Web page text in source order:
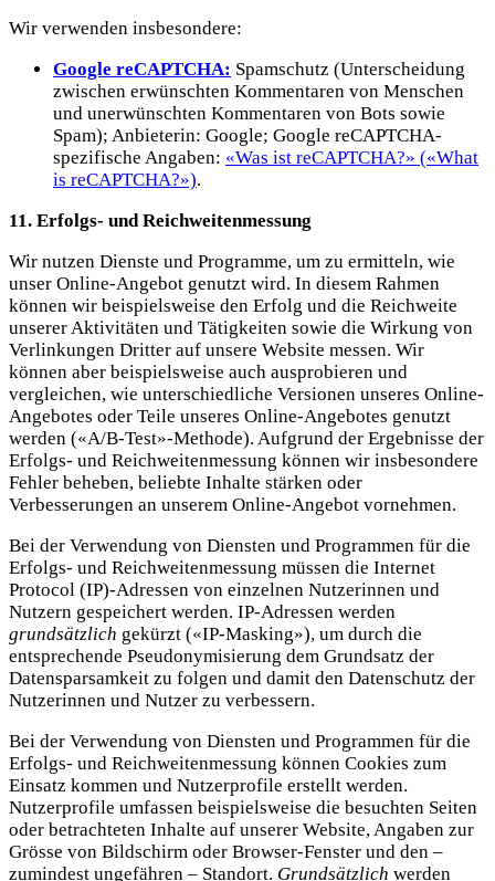
Wir verwenden insbesondere:
Google reCAPTCHA: Spamschutz (Unterscheidung
zwischen erwünschten Kommentaren von Menschen
und unerwünschten Kommentaren von Bots sowie
Spam); Anbieterin: Google; Google reCAPTCHA-
spezifische Angaben: «Was ist reCAPTCHA?» («What
is reCAPTCHA?»).
11. Erfolgs- und Reichweitenmessung
Wir nutzen Dienste und Programme, um zu ermitteln, wie
unser Online-Angebot genutzt wird. In diesem Rahmen
können wir beispielsweise den Erfolg und die Reichweite
unserer Aktivitäten und Tätigkeiten sowie die Wirkung von
Verlinkungen Dritter auf unsere Website messen. Wir
können aber beispielsweise auch ausprobieren und
vergleichen, wie unterschiedliche Versionen unseres Online-
Angebotes oder Teile unseres Online-Angebotes genutzt
werden («A/B-Test»-Methode). Aufgrund der Ergebnisse der
Erfolgs- und Reichweitenmessung können wir insbesondere
Fehler beheben, beliebte Inhalte stärken oder
Verbesserungen an unserem Online-Angebot vornehmen.
Bei der Verwendung von Diensten und Programmen für die
Erfolgs- und Reichweitenmessung müssen die Internet
Protocol (IP)-Adressen von einzelnen Nutzerinnen und
Nutzern gespeichert werden. IP-Adressen werden
grundsätzlich gekürzt («IP-Masking»), um durch die
entsprechende Pseudonymisierung dem Grundsatz der
Datensparsamkeit zu folgen und damit den Datenschutz der
Nutzerinnen und Nutzer zu verbessern.
Bei der Verwendung von Diensten und Programmen für die
Erfolgs- und Reichweitenmessung können Cookies zum
Einsatz kommen und Nutzerprofile erstellt werden.
Nutzerprofile umfassen beispielsweise die besuchten Seiten
oder betrachteten Inhalte auf unserer Website, Angaben zur
Grösse von Bildschirm oder Browser-Fenster und den –
zumindest ungefähren – Standort. Grundsätzlich werden